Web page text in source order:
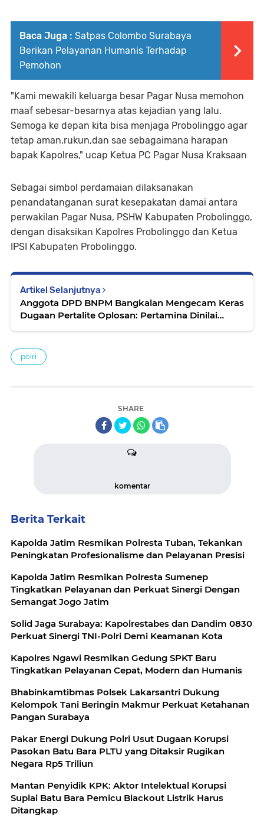
Baca Juga : Satpas Colombo Surabaya
Berikan Pelayanan Humanis Terhadap
Pemohon
"Kami mewakili keluarga besar Pagar Nusa memohon
maaf sebesar-besarnya atas kejadian yang lalu.
Semoga ke depan kita bisa menjaga Probolinggo agar
tetap aman,rukun,dan sae sebagaimana harapan
bapak Kapolres," ucap Ketua PC Pagar Nusa Kraksaan
Sebagai simbol perdamaian dilaksanakan
penandatanganan surat kesepakatan damai antara
perwakilan Pagar Nusa, PSHW Kabupaten Probolinggo,
dengan disaksikan Kapolres Probolinggo dan Ketua
IPSI Kabupaten Probolinggo.
Artikel Selanjutnya
Anggota DPD BNPM Bangkalan Mengecam Keras
Dugaan Pertalite Oplosan: Pertamina Dinilai
polri
SHARE
komentar
Berita Terkait
Kapolda Jatim Resmikan Polresta Tuban, Tekankan
Peningkatan Profesionalisme dan Pelayanan Presisi
Kapolda Jatim Resmikan Polresta Sumenep
Tingkatkan Pelayanan dan Perkuat Sinergi Dengan
Semangat Jogo Jatim
Solid Jaga Surabaya: Kapolrestabes dan Dandim 0830
Perkuat Sinergi TNI-Polri Demi Keamanan Kota
Kapolres Ngawi Resmikan Gedung SPKT Baru
Tingkatkan Pelayanan Cepat, Modern dan Humanis
Bhabinkamtibmas Polsek Lakarsantri Dukung
Kelompok Tani Beringin Makmur Perkuat Ketahanan
Pangan Surabaya
Pakar Energi Dukung Polri Usut Dugaan Korupsi
Pasokan Batu Bara PLTU yang Ditaksir Rugikan
Negara Rp5 Triliun
Mantan Penyidik KPK: Aktor Intelektual Korupsi
Suplai Batu Bara Pemicu Blackout Listrik Harus
Ditangkap